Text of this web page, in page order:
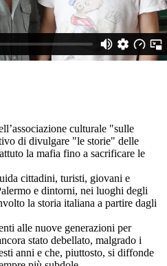
culturale "sulle
di divulgare "le storie" delle
la mafia fino a sacrificare le
cittadini, turisti, giovani e
e dintorni, nei luoghi degli
la storia italiana a partire dagli
alle nuove generazioni per
stato debellato, malgrado i
anni e che, piuttosto, si diffonde